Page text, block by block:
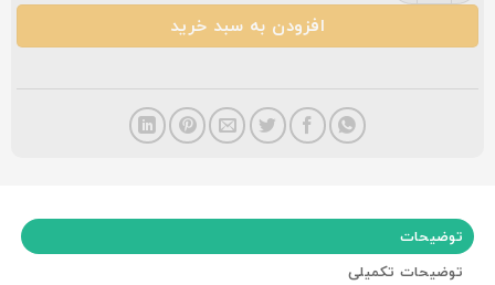
افزودن به سبد خرید
توضیحات
توضیحات تکمیلی